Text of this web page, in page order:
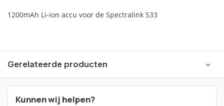
1200mAh Li-ion accu voor de Spectralink S33
Gerelateerde producten
Kunnen wij helpen?